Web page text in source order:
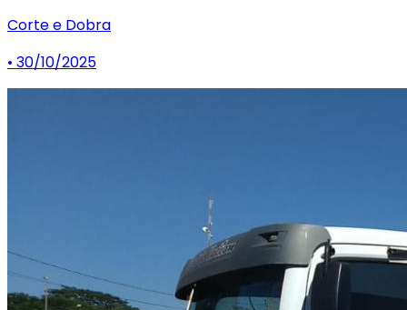
Corte e Dobra
• 30/10/2025